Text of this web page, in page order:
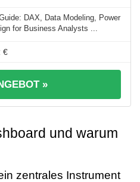
DAX, Data Modeling, Power
for Business Analysts ...
€
»
und warum
zentrales Instrument